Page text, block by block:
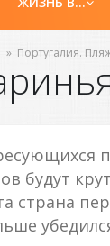
» Португалия.
будут
страна